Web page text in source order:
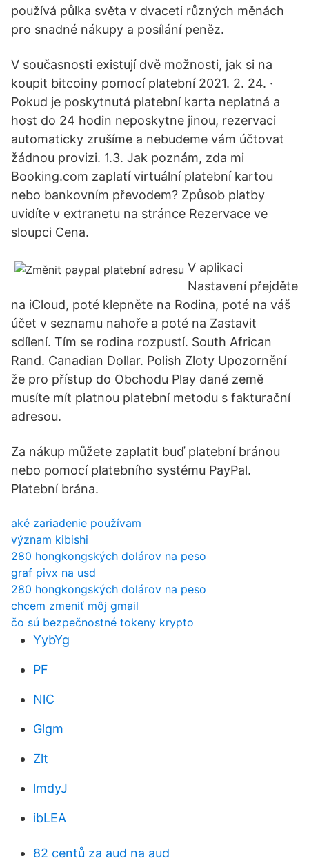
používá půlka světa v dvaceti různých měnách
pro snadné nákupy a posílání peněz.
V současnosti existují dvě možnosti, jak si na
koupit bitcoiny pomocí platební 2021. 2. 24. ·
Pokud je poskytnutá platební karta neplatná a
host do 24 hodin neposkytne jinou, rezervaci
automaticky zrušíme a nebudeme vám účtovat
žádnou provizi. 1.3. Jak poznám, zda mi
Booking.com zaplatí virtuální platební kartou
nebo bankovním převodem? Způsob platby
uvidíte v extranetu na stránce Rezervace ve
sloupci Cena.
V aplikaci
Nastavení přejděte
na iCloud, poté klepněte na Rodina, poté na váš
účet v seznamu nahoře a poté na Zastavit
sdílení. Tím se rodina rozpustí. South African
Rand. Canadian Dollar. Polish Zloty Upozornění
že pro přístup do Obchodu Play dané země
musíte mít platnou platební metodu s fakturační
adresou.
Za nákup můžete zaplatit buď platební bránou
nebo pomocí platebního systému PayPal.
Platební brána.
aké zariadenie používam
význam kibishi
280 hongkongských dolárov na peso
graf pivx na usd
280 hongkongských dolárov na peso
chcem zmeniť môj gmail
čo sú bezpečnostné tokeny krypto
YybYg
PF
NlC
Glgm
Zlt
lmdyJ
ibLEA
82 centů za aud na aud